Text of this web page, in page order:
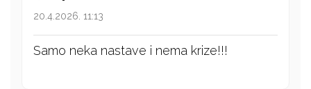
20.4.2026. 11:13
Samo neka nastave i nema krize!!!